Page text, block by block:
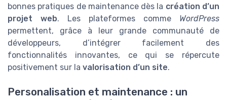
bonnes pratiques de maintenance dès la création d’un
projet web. Les plateformes comme WordPress
permettent, grâce à leur grande communauté de
développeurs, d’intégrer facilement des
fonctionnalités innovantes, ce qui se répercute
positivement sur la valorisation d’un site.
Personalisation et maintenance : un